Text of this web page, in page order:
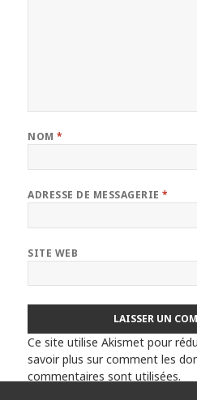
NOM*
ADRESSE DE MESSAGERIE*
SITE WEB
Ce site utilise Akismet pour
savoir plus sur comment les
commentaires sont utilisées.